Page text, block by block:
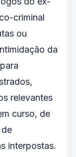
criminal
ou
da
relevantes
curso, de
interpostas.